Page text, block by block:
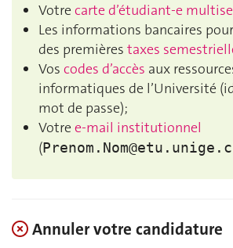
Votrecarte d’étudiant-e
Les informations bancaires
des premières taxes
Vos codes d’accès aux
informatiques de l’Université
mot de passe);
Votree-mail institutionnel
(
Annuler votre candidature